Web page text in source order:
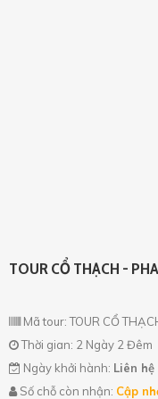
TOUR CỔ THẠCH -
Mã tour: TOUR CỔ
Thời gian: 2 Ngày 2 Đêm
Ngày khởi hành: Liên hệ
Số chỗ còn nhận: Cập